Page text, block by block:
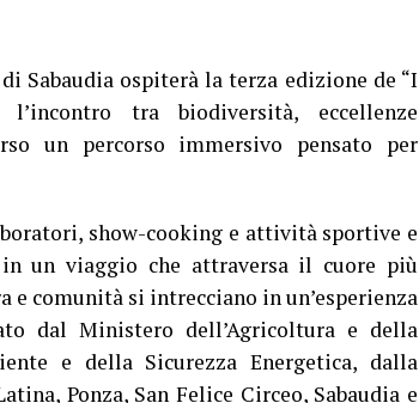
Sabaudia ospiterà la terza edizione de “I
tra biodiversità, eccellenze
un percorso immersivo pensato per
show-cooking e attività sportive e
un viaggio che attraversa il cuore più
comunità si intrecciano in un’esperienza
dal Ministero dell’Agricoltura e della
e della Sicurezza Energetica, dalla
Ponza, San Felice Circeo, Sabaudia e